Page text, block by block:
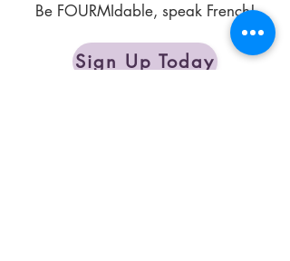
Be FOURMIdable, speak French!
Sign Up Today